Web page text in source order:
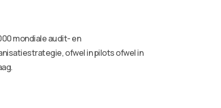
mondiale audit- en
ofwel in pilots ofwel in